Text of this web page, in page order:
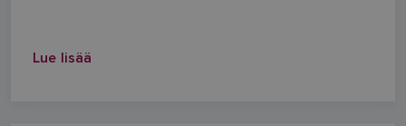
Lue lisää